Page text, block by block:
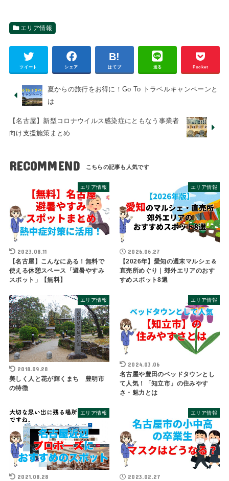
エリア情報
ツイート シェア はてブ 送る Pocket
夏からの旅行をお得に！Go To トラベルキャンペーンと
は
【名古屋】新型コロナウイルス感染症にともなう事業者
向け支援施策まとめ
RECOMMEND
エリア情報
2023.08.11
【名古屋】こんなにある！無料で
使える休憩スペース「避暑やすみ
スポット」【無料】
エリア情報
2026.06.27
【2026年】愛知の週末マルシェ＆
直売所めぐり｜郊外エリアのおす
すめスポット8選
エリア情報
2018.09.28
美しく人と花が輝くまち 豊明市
の特徴
エリア情報
2024.03.06
名古屋や豊田のベッドタウンとし
て人気！「知立市」の住みやす
さ・魅力とは
エリア情報
2021.08.28
エリア情報
2023.02.27